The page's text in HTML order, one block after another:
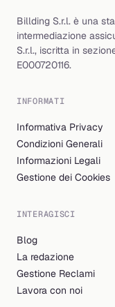
Billding S.r.l. è una
intermediazione
S.r.l., iscritta in
E000720116.
INFORMATI
Informativa Privacy
Condizioni Generali
Informazioni Legali
Gestione dei Cookies
INTERAGISCI
Blog
La redazione
Gestione Reclami
Lavora con noi